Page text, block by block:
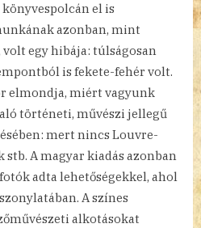
el is
azonban, mint
egy hibája: túlságosan
is fekete-fehér volt.
elmondja, miért vagyunk
történeti, művészi jellegű
mert nincs Louvre-
A magyar kiadás azonban
adta lehetőségekkel, ahol
A színes
alkotásokat